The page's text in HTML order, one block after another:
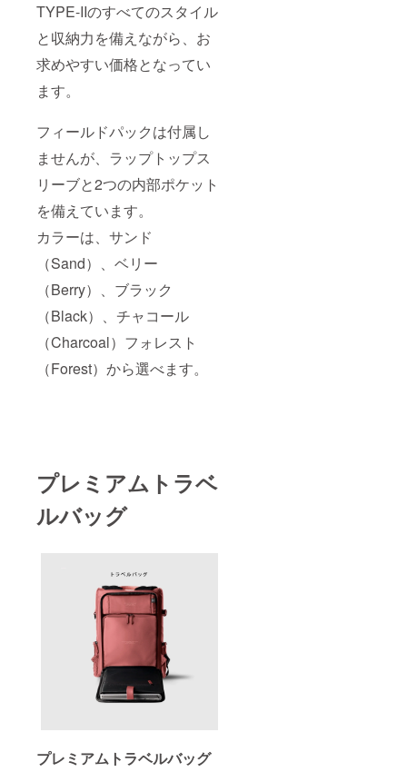
TYPE-IIのすべてのスタイル
と収納力を備えながら、お
求めやすい価格となってい
ます。
フィールドパックは付属し
ませんが、ラップトップス
リーブと2つの内部ポケット
を備えています。
カラーは、サンド
（Sand）、ベリー
（Berry）、ブラック
（Black）、チャコール
（Charcoal）フォレスト
（Forest）から選べます。
プレミアムトラベ
ルバッグ
プレミアムトラベルバッグ